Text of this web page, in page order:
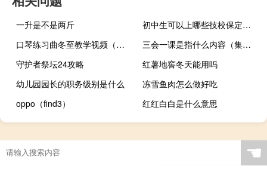
一升是不是两斤
初中生可以上哪些技校保定（初中生可以上哪些技校）
口琴练习曲冬至教学视频（口琴练习曲简谱）
三会一课是指什么内容（集趣网是真的吗）
守护者祭坛24攻略
红薯地窖冬天能用吗
幼儿园园长的职务级别是什么
冻雪鱼肉怎么做好吃
oppo（find3）
红红白白是什么意思
☚